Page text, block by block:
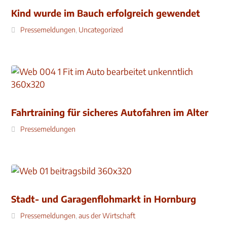
Kind wurde im Bauch erfolgreich gewendet
Pressemeldungen, Uncategorized
Fahrtraining für sicheres Autofahren im Alter
Pressemeldungen
Stadt- und Garagenflohmarkt in Hornburg
Pressemeldungen,aus der Wirtschaft